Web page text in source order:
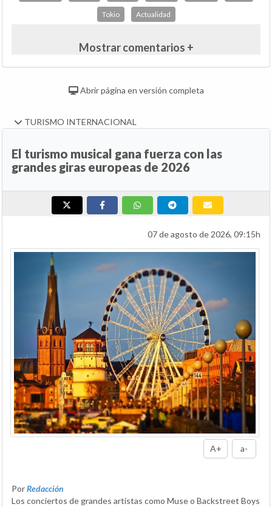
Tokio Actualidad
Mostrar comentarios +
Abrir página en versión completa
TURISMO INTERNACIONAL
El turismo musical gana fuerza con las
grandes giras europeas de 2026
07 de agosto de 2026, 09:15h
A+ a-
PorRedacción
Los conciertos de grandes artistas como Muse o Backstreet Boys